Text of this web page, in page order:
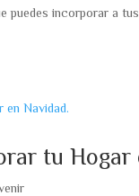
puedes incorporar a
tu Hogar